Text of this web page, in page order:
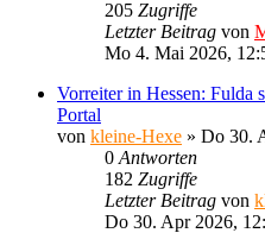
205 Zugriffe
Letzter Beitrag von
Mo 4. Mai 2026,
Vorreiter in Hessen: Fulda
Portal
von kleine-Hexe » Do 30.
0 Antworten
182 Zugriffe
Letzter Beitrag von
Do 30. Apr 2026,